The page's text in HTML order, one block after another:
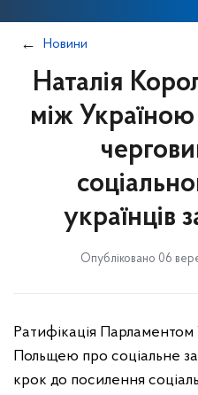
Новини
Наталія
між
українців
Опубліковано 06
Ратифікація
Польщею про соціальне
крок до посилення